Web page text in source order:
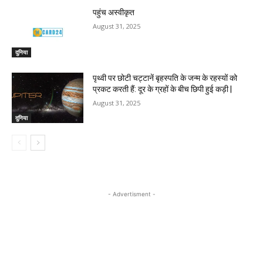
दुनिया
पहुंच अस्वीकृत
August 31, 2025
दुनिया
पृथ्वी पर छोटी चट्टानें बृहस्पति के जन्म के रहस्यों को
प्रकट करती हैं: दूर के ग्रहों के बीच छिपी हुई कड़ी |
August 31, 2025
- Advertisment -